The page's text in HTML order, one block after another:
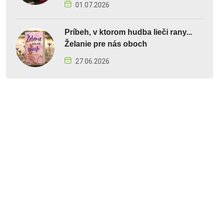
01.07.2026
Príbeh, v ktorom hudba lieči rany...
Želanie pre nás oboch
27.06.2026